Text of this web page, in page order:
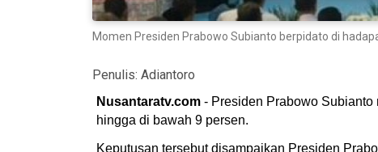
Momen Presiden Prabowo Subianto berpidato di
Penulis: Adiantoro
Nusantaratv.com - Presiden Prabowo
hingga di bawah 9 persen.
Keputusan tersebut disampaikan Presiden